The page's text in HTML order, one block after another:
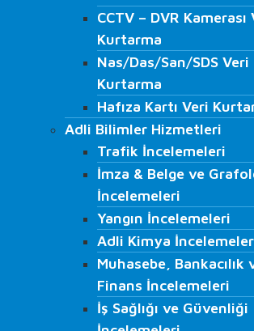
VMRay
Adli Bilişim Eğitimleri
S.O.M.E. Eğitimi
Veri Kurtarma Eğitimleri
Bilgi Güvenliği Farkındalığı
Beyaz Şapkalı Hacker Eğitimleri
Ağ Güvenliği Eğitimleri
Haberler
Medyada Fordefence
İLETİŞİM
CCTV – DVR Kamerası
Kurtarma
Nas/Das/San/SDS Veri
Kurtarma
Hafıza Kartı Veri
Adli Bilimler Hizmetleri
Trafik İncelemeleri
İmza & Belge ve
İncelemeleri
Yangın İncelemeleri
Adli Kimya
Muhasebe, Bankacılık
Finans İncelemeleri
İş Sağlığı ve Güvenliği
İncelemeleri
CCTV – DVR Kamerası
Kurtarma
Nas/Das/San/SDS Veri
Kurtarma
Hafıza Kartı Veri
Adli Bilimler Hizmetleri
Trafik İncelemeleri
İmza & Belge ve
İncelemeleri
Yangın İncelemeleri
Adli Kimya
Muhasebe, Bankacılık
Finans İncelemeleri
İş Sağlığı ve Güvenliği